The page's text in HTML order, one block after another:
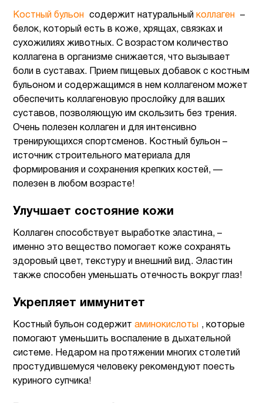
Костный бульон содержит натуральный коллаген
–
белок, который есть в коже, хрящах, связках и
сухожилиях животных. С возрастом количество
коллагена в организме снижается, что вызывает
боли в суставах. Прием пищевых добавок с костным
бульоном и содержащимся в нем коллагеном может
обеспечить коллагеновую прослойку для ваших
суставов, позволяющую им скользить без трения.
Очень полезен коллаген и для интенсивно
тренирующихся спортсменов. Костный бульон –
источник строительного материала для
формирования и сохранения крепких костей, —
полезен в любом возрасте!
Улучшает состояние кожи
Коллаген способствует выработке эластина, –
именно это вещество помогает коже сохранять
здоровый цвет, текстуру и внешний вид. Эластин
также способен уменьшать отечность вокруг глаз!
Укрепляет иммунитет
Костный бульон содержит аминокислоты
, которые
помогают уменьшить воспаление в дыхательной
системе. Недаром на протяжении многих столетий
простудившемуся человеку рекомендуют поесть
куриного супчика!